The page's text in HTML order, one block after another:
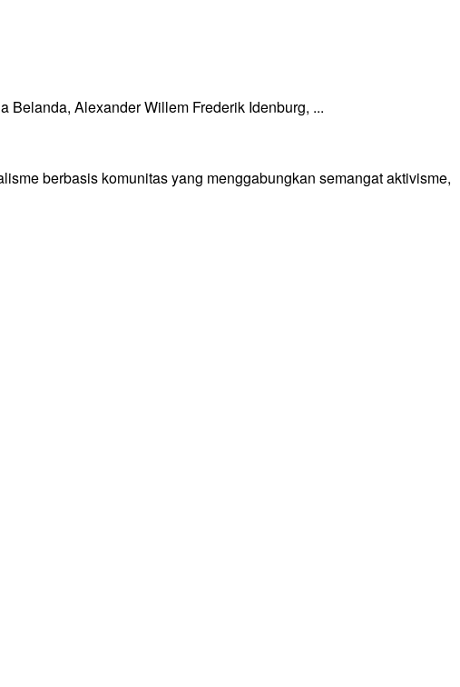
Belanda, Alexander Willem Frederik Idenburg, ...
berbasis komunitas yang menggabungkan semangat aktivisme,